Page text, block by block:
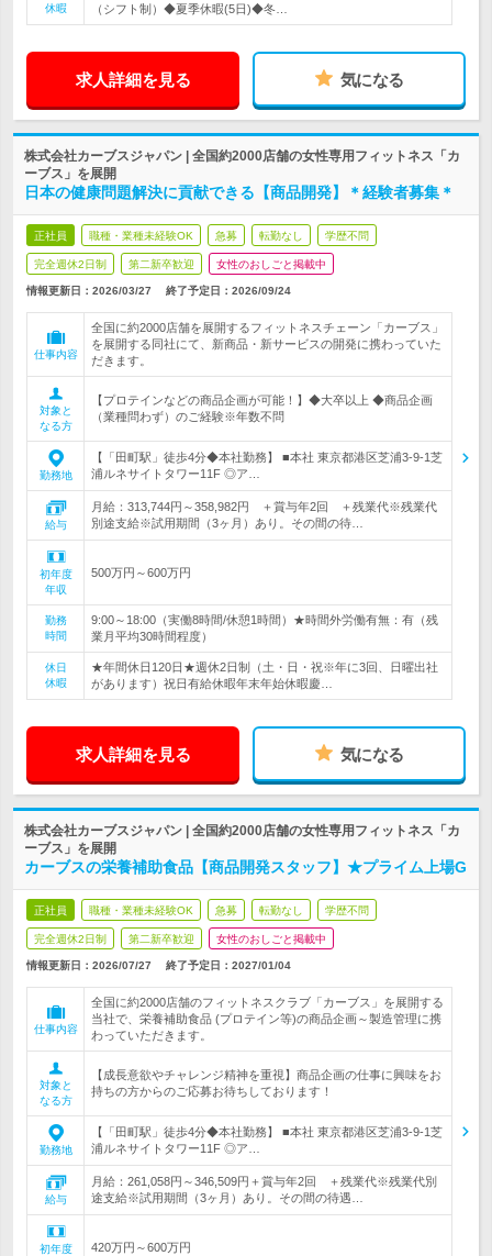
休暇
（シフト制）◆夏季休暇(5日)◆冬…
求人詳細を見る 気になる
株式会社カーブスジャパン | 全国約2000店舗の女性専用フィットネス「カ
ーブス」を展開
日本の健康問題解決に貢献できる【商品開発】＊経験者募集＊
正社員 職種・業種未経験OK 急募 転勤なし 学歴不問
完全週休2日制 第二新卒歓迎 女性のおしごと掲載中
情報更新日：2026/03/27 終了予定日： 2026/09/24
仕事内容
全国に約2000店舗を展開するフィットネスチェーン「カーブス」
を展開する同社にて、新商品・新サービスの開発に携わっていた
だきます。
対象と
なる方
【プロテインなどの商品企画が可能！】◆大卒以上 ◆商品企画
（業種問わず）のご経験※年数不問
勤務地
【「田町駅」徒歩4分◆本社勤務】 ■本社 東京都港区芝浦3-9-1芝
浦ルネサイトタワー11F ◎ア…
給与
月給：313,744円～358,982円 ＋賞与年2回 ＋残業代※残業代
別途支給※試用期間（3ヶ月）あり。その間の待…
初年度
年収
500万円～600万円
勤務
時間
9:00～18:00（実働8時間/休憩1時間）★時間外労働有無：有（残
業月平均30時間程度）
休日
休暇
★年間休日120日★週休2日制（土・日・祝※年に3回、日曜出社
があります）祝日有給休暇年末年始休暇慶…
求人詳細を見る 気になる
株式会社カーブスジャパン | 全国約2000店舗の女性専用フィットネス「カ
ーブス」を展開
カーブスの栄養補助食品【商品開発スタッフ】★プライム上場G
正社員 職種・業種未経験OK 急募 転勤なし 学歴不問
完全週休2日制 第二新卒歓迎 女性のおしごと掲載中
情報更新日：2026/07/27 終了予定日： 2027/01/04
仕事内容
全国に約2000店舗のフィットネスクラブ「カーブス」を展開する
当社で、栄養補助食品 (プロテイン等)の商品企画～製造管理に携
わっていただきます。
対象と
なる方
【成長意欲やチャレンジ精神を重視】商品企画の仕事に興味をお
持ちの方からのご応募お待ちしております！
勤務地
【「田町駅」徒歩4分◆本社勤務】 ■本社 東京都港区芝浦3-9-1芝
浦ルネサイトタワー11F ◎ア…
給与
月給：261,058円～346,509円＋賞与年2回 ＋残業代※残業代別
途支給※試用期間（3ヶ月）あり。その間の待遇…
初年度
420万円～600万円